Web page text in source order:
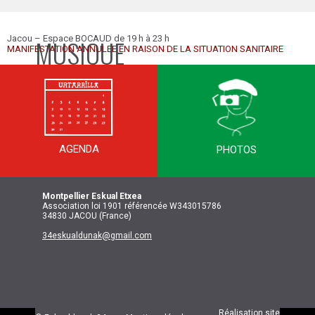
MUSIQUE
Jacou – Espace BOCAUD de 19 h à 23 h
MANIFESTATION ANNULEE EN RAISON DE LA SITUATION SANITAIRE
AGENDA PHOTOS
Montpellier Eskual Etxea
Association loi 1901 référencée W343015786
34830 JACOU (France)
34eskualdunak@gmail.com
Réalisation site